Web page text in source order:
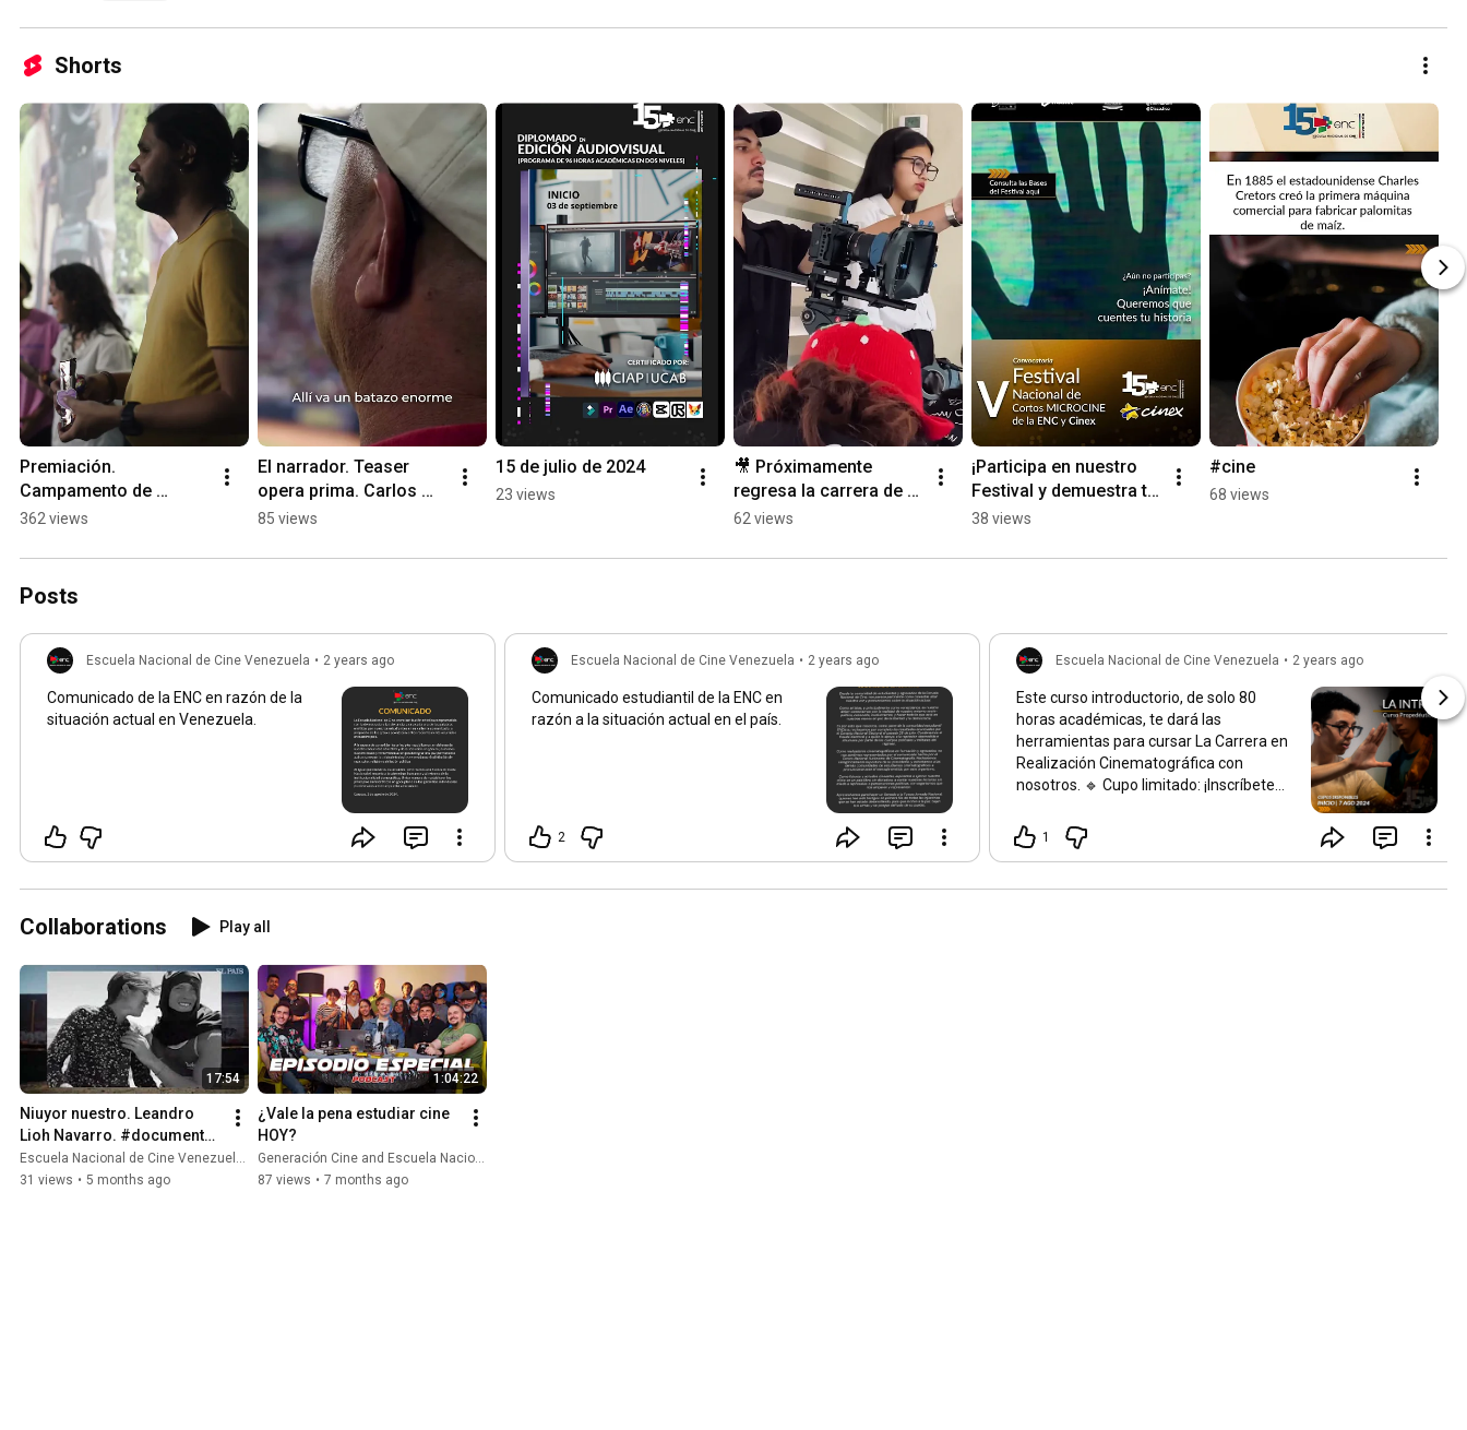
Shorts
Premiación.
Campamento de
película
362 views
El narrador. Teaser
opera prima. Carlos
Novella, egresado ENC
85 views
15 de julio de 2024
23 views
🎥 Próximamente
regresa la carrera de
Realización
pierdas la oportunidad!
62 views
¡Participa en nuestro
Festival y demuestra tu
talento!🤩🎬 #cine
38 views
#cine
68 views
Posts
Escuela Nacional de Cine Venezuela • 2 years ago
Comunicado de la ENC en razón de la
situación actual en Venezuela.
Escuela Nacional de Cine Venezuela • 2 years ago
Comunicado estudiantil de la ENC en
razón a la situación actual en el país.
2
Escuela Nacional de Cine Venezuela • 2 years ago
Este curso introductorio, de solo 80
horas académicas, te dará las
herramientas para cursar La Carrera en
Realización Cinematográfica con
nosotros. 🔹 Cupo limitado: ¡Inscríbete
2024 🔹 Info y registro: En nuestra BIO [o
consultanos vía DM con
#Cine#Creatividad
1
Collaborations Play all
17:54
Niuyor nuestro. Leandro
Lioh Navarro. #documental
Co producción ENC
#venezuela
Escuela Nacional de Cine Venezuela and Lioh Navarro
31 views • 5 months ago
1:04:22
¿Vale la pena estudiar cine
HOY?
Generación Cine and Escuela Nacional de Cine Venezuela
87 views • 7 months ago